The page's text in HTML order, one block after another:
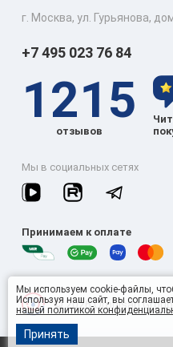
г. Москва, ул. Гурьянова,
+7 495 023 76 84
1215
отзывов
Мы в социальных сетях
Принимаем к оплате
© 2026 Omnisan Group
Мы используем cookie-файлы,
Используя наш сайт, вы
нашей политикой
Принять